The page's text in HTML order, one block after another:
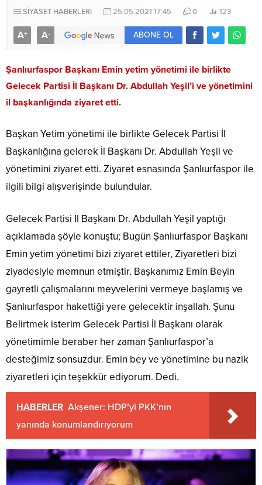
SİYASET HABERLERİ 25.05.2021 17:45 0 123
A+ A- ABONE OL
Şanlıurfaspor Başkanı Emin yetim yönetimi ile birlikte
Gelecek Partisi İl Başkanı Dr. Abdullah Yeşil’i ve yönetimini
il başkanlığında ziyaret etti.
Başkan Yetim yönetimi ile birlikte Gelecek Partisi İl
Başkanlığına gelerek İl Başkanı Dr. Abdullah Yeşil ve
yönetimini ziyaret etti. Ziyaret esnasında Şanlıurfaspor ile
ilgili bilgi alışverişinde bulundular.
Gelecek Partisi İl Başkanı Dr. Abdullah Yeşil yaptığı
açıklamada şöyle konuştu; Bugün Şanlıurfaspor Başkanı
Emin yetim yönetimi bizi ziyaret ettiler, Ziyaretleri bizi
ziyadesiyle memnun etmiştir. Başkanımız Emin Beyin
gayretli çalışmalarını meyvelerini vermeye başlamış ve
Şanlıurfaspor hakettiği yere gelecektir inşallah. Şunu
Belirtmek isterim Gelecek Partisi İl Başkanı olarak
yönetimimle beraber her zaman Şanlıurfaspor’a
desteğimiz sonsuzdur. Emin bey ve yönetimine bu nazik
ziyaretleri için teşekkür ediyorum. Dedi.
HABERLER Akşener: HDP’yi PKK’nın
yanında konumlandırıyorum